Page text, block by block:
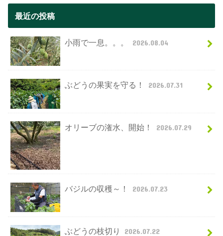
最近の投稿
小雨で一息。。。 2026.08.04
ぶどうの果実を守る！ 2026.07.31
オリーブの潅水、開始！ 2026.07.29
バジルの収穫～！ 2026.07.23
ぶどうの枝切り 2026.07.22